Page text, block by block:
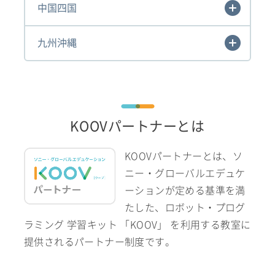
中国四国
九州沖縄
KOOVパートナーとは
KOOVパートナーとは、ソ
ニー・グローバルエデュケ
ーションが定める基準を満
たした、ロボット・プログ
ラミング 学習キット 「KOOV」 を利用する教室に
提供されるパートナー制度です。